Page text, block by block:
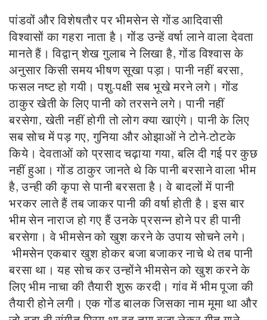
पांडवों और विशेषतौर पर भीमसेन से गोंड आदिवासी
विश्वासों का गहरा नाता है। गोंड उन्हें वर्षा लाने वाला देवता
मानते हैं। विद्वान् शेख गुलाब ने लिखा है, गोंड विश्वास के
अनुसार किसी समय भीषण सूखा पड़ा। पानी नहीं बरसा,
फसल नष्ट हो गयी। पशु-पक्षी सब भूखे मरने लगे। गोंड
ठाकुर खेती के लिए पानी को तरसने लगे। पानी नहीं
बरसेगा, खेती नहीं होगी तो लोग क्या खाएंगे। पानी के लिए
सब सोच में पड़ गए, गुनिया और ओझाओं ने टोने-टोटके
किये। देवताओं को प्रसाद चढ़ाया गया, बलि दी गई पर कुछ
नहीं हुआ। गोंड ठाकुर जानते थे कि पानी बरसाने वाला भीम
है, उन्ही की कृपा से पानी बरसता है। वे बादलों में पानी
भरकर लाते हैं तब जाकर पानी की वर्षा होती है। इस बार
भीम सेन नाराज हो गए हैं उनके प्रसन्न होने पर ही पानी
बरसेगा। वे भीमसेन को खुश करने के उपाय सोचने लगे।
भीमसेन एकबार खुश होकर बजा बजाकर नाचे थे तब पानी
बरसा था। यह सोच कर उन्होंने भीमसेन को खुश करने के
लिए भीम नाचा की तैयारी शुरू करदी। गांव में भीम पूजा की
तैयारी होने लगी। एक गोंड बालक जिसका नाम मूमा था और